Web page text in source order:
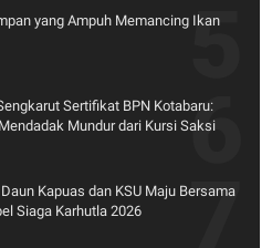
yang Ampuh Memancing Ikan
Sertifikat BPN Kotabaru:
Mundur dari Kursi Saksi
Kapuas dan KSU Maju Bersama
Siaga Karhutla 2026